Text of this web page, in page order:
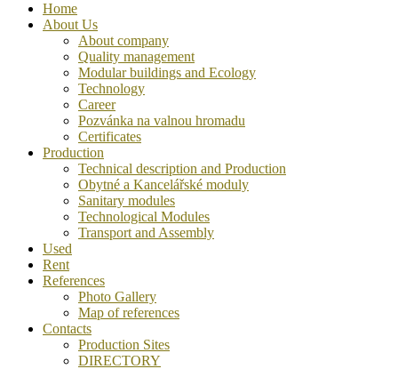
Home
About Us
About company
Quality management
Modular buildings and Ecology
Technology
Career
Pozvánka na valnou hromadu
Certificates
Production
Technical description and Production
Obytné a Kancelářské moduly
Sanitary modules
Technological Modules
Transport and Assembly
Used
Rent
References
Photo Gallery
Map of references
Contacts
Production Sites
DIRECTORY